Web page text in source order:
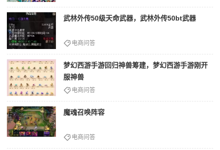
武林外传50级天命武器，武林外传50bt武器
电商问答
梦幻西游手游回归神兽筹建，梦幻西游手游刚开
服神兽
电商问答
魔魂召唤阵容
电商问答